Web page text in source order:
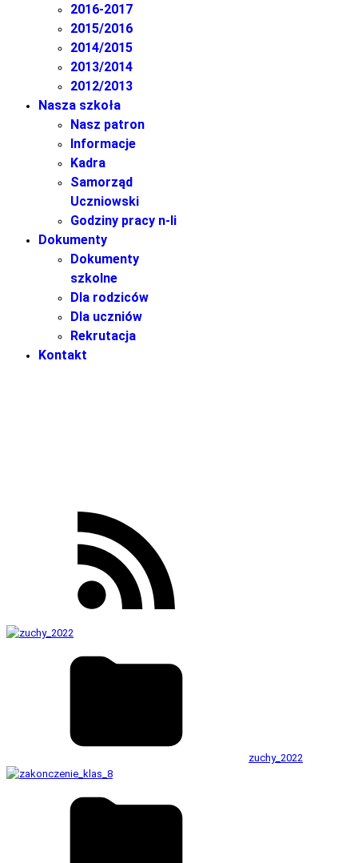
2016-2017
2015/2016
2014/2015
2013/2014
2012/2013
Nasza szkoła
Nasz patron
Informacje
Kadra
Samorząd
Uczniowski
Godziny pracy n-li
Dokumenty
Dokumenty
szkolne
Dla rodziców
Dla uczniów
Rekrutacja
Kontakt
zuchy_2022